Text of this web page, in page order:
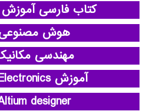
کتاب فارسی
هوش
مهندسی
آموزش SimElectronics
designer